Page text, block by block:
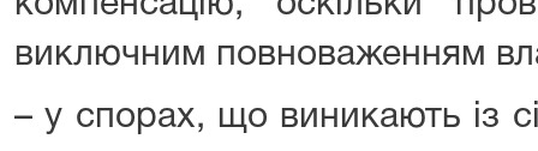
виключним повноваженням
– у спорах, що виникають із